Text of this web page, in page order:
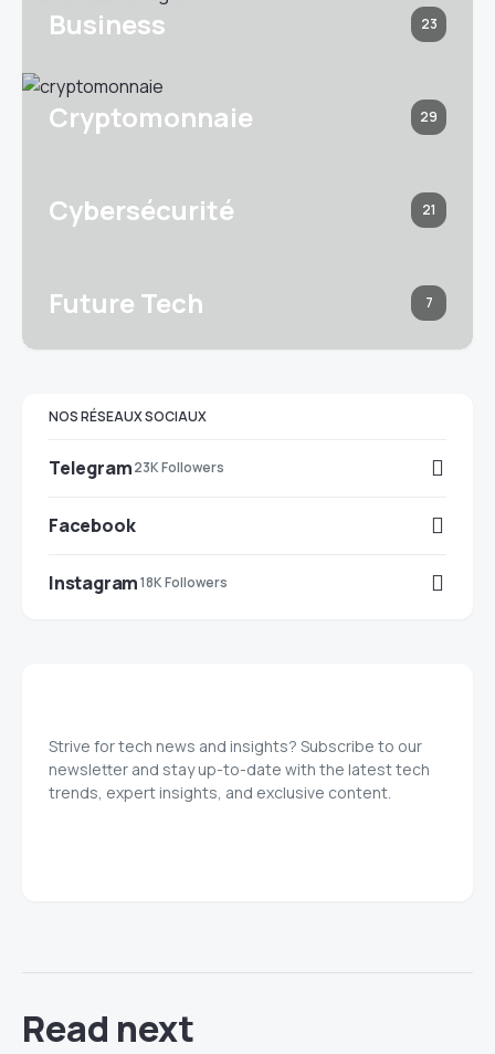
Business 23
Cryptomonnaie 29
Cybersécurité 21
Future Tech 7
NOS RÉSEAUX SOCIAUX
Telegram23K Followers
Facebook
Instagram18K Followers
Strive for tech news and insights? Subscribe to our
newsletter and stay up-to-date with the latest tech
trends, expert insights, and exclusive content.
Read next